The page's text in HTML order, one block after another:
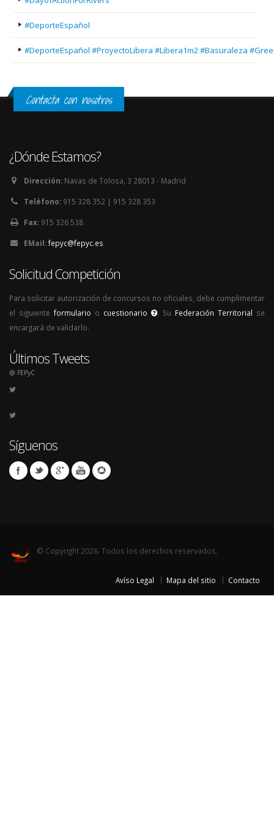
#DeporteEspañol
#DeporteEspañol #ProyectoLibera #Libera1m2 #Basuraleza
Contacta con nosotros
¿Dónde Estamos?
Dirección: Navas de Tolosa, 3 28013 - Madrid
Teléfono: 915 328 352 | 915 328 353
Fax: 915 326 538
EMail:fepyc@fepyc.es
Solicitud Competición
Para solicitar autorización de concursos no oficiales, debe cumplimentar
el siguiente formulario o cuestionario . Su Federación Territorial se
encargará de validarlo.
Últimos Tweets
@ FEPyC
Síguenos
© Copyright 2026. Todos los derechos reservados.
Avíso Legal Mapa del sitio Contacto